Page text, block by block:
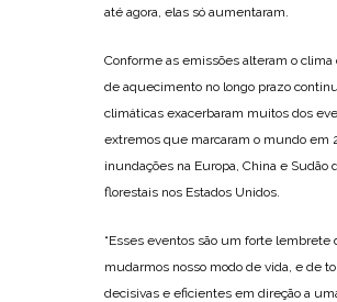
até agora, elas só aumentaram.
Conforme as emissões alteram o
de aquecimento no longo prazo
climáticas exacerbaram muitos dos
extremos que marcaram o mundo em
inundações na Europa, China e Sudão
florestais nos Estados Unidos.
“Esses eventos são um forte lembrete
mudarmos nosso modo de vida, e de
decisivas e eficientes em direção a